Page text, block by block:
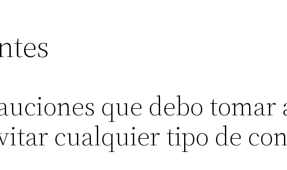
que debo tomar
cualquier tipo de